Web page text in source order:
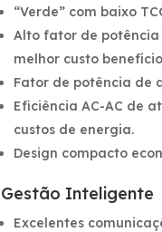
“Verde” com baixo
Alto fator de potência
melhor custo
Fator de potência de
Eficiência AC-AC de
custos de energia.
Design compacto
Gestão Inteligente
Excelentes